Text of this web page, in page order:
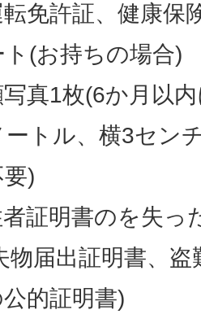
免許証、健康保
(お持ちの場合)
真1枚(6か月以
トル、横3セン
)
証明書のを失っ
物届出証明書、
的証明書)